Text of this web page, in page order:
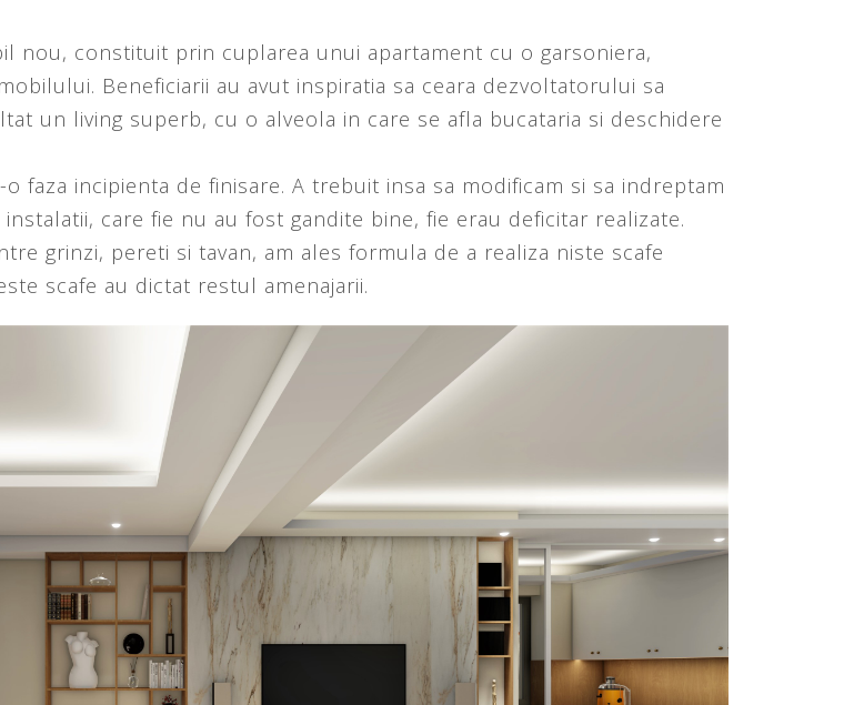
nou, constituit prin cuplarea unui apartament cu o garsoniera,
Beneficiarii au avut inspiratia sa ceara dezvoltatorului sa
un living superb, cu o alveola in care se afla bucataria si deschidere
faza incipienta de finisare. A trebuit insa sa modificam si sa indreptam
care fie nu au fost gandite bine, fie erau deficitar realizate.
grinzi, pereti si tavan, am ales formula de a realiza niste scafe
scafe au dictat restul amenajarii.